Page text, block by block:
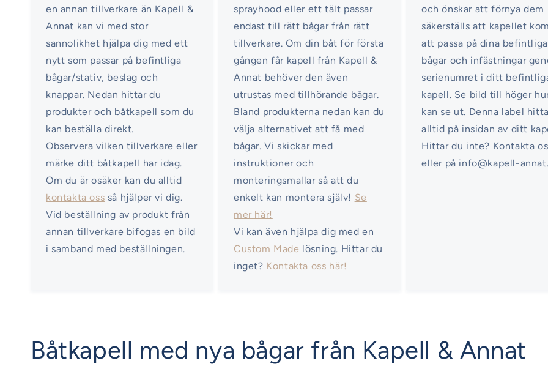
en annan tillverkare än Kapell &
Annat kan vi med stor
sannolikhet hjälpa dig med ett
nytt som passar på befintliga
bågar/stativ, beslag och
knappar. Nedan hittar du
produkter och båtkapell som du
kan beställa direkt.
Observera vilken tillverkare eller
märke ditt båtkapell har idag.
Om du är osäker kan du alltid
kontakta oss så hjälper vi dig.
Vid beställning av produkt från
annan tillverkare bifogas en bild
i samband med beställningen.
sprayhood eller ett tält passar
endast till rätt bågar från rätt
tillverkare. Om din båt för första
gången får kapell från Kapell &
Annat behöver den även
utrustas med tillhörande bågar.
Bland produkterna nedan kan du
välja alternativet att få med
bågar. Vi skickar med
instruktioner och
monteringsmallar så att du
enkelt kan montera själv! Se
mer här!
Vi kan även hjälpa dig med en
Custom Made lösning. Hittar du
inget? Kontakta oss här!
och önskar att förnya dem
säkerställs att kapellet
att passa på dina befintliga
bågar och infästningar
serienumret i ditt
kapell. Se bild till höger
kan se ut. Denna label
alltid på insidan av ditt
Hittar du inte? Kontakta
eller på info@kapell-
Båtkapell med nya bågar från Kapell & Annat